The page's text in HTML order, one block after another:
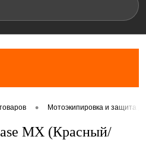
• Мотоэкипировка и защита
MX (Красный/